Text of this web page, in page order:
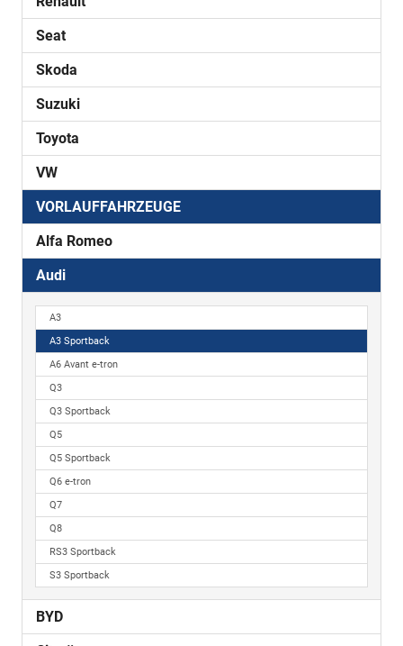
Seat
Skoda
Suzuki
Toyota
VW
VORLAUFFAHRZEUGE
Alfa Romeo
Audi
A3
A3 Sportback
A6 Avant e-tron
Q3
Q3 Sportback
Q5
Q5 Sportback
Q6 e-tron
Q7
Q8
RS3 Sportback
S3 Sportback
BYD